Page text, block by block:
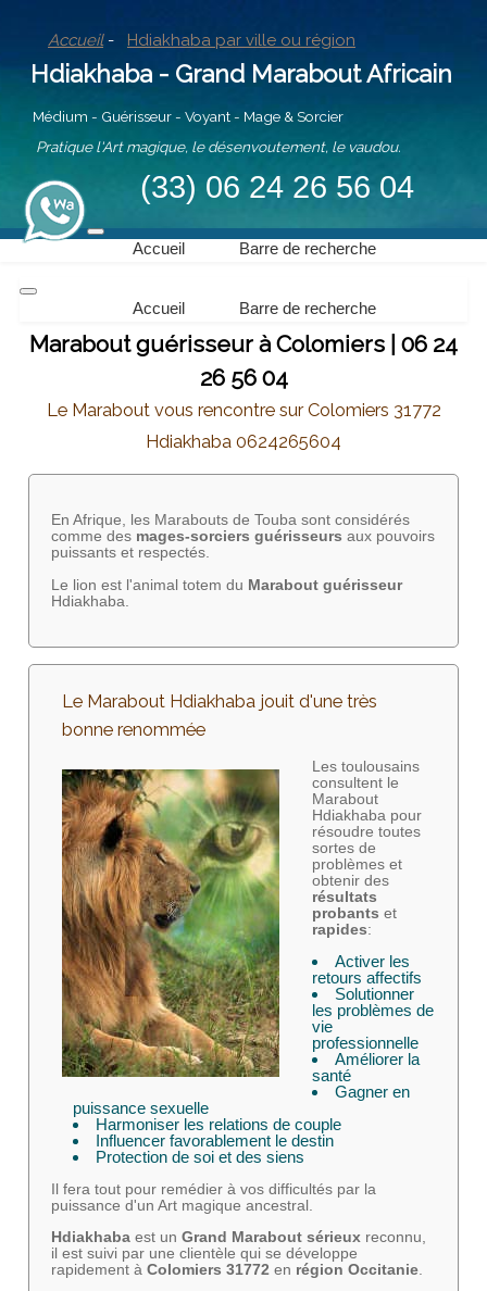
Accueil - Hdiakhaba par ville ou région
Hdiakhaba - Grand Marabout Africain
Médium - Guérisseur - Voyant - Mage & Sorcier
Pratique l'Art magique, le désenvoutement, le vaudou.
(33) 06 24 26 56 04
Accueil Barre de recherche
Accueil Barre de recherche
Marabout guérisseur à Colomiers | 06 24
26 56 04
Le Marabout vous rencontre sur Colomiers 31772
Hdiakhaba 0624265604
En Afrique, les Marabouts de Touba sont considérés
comme des mages-sorciers guérisseurs aux pouvoirs
puissants et respectés.
Le lion est l'animal totem du Marabout guérisseur
Hdiakhaba.
Le Marabout Hdiakhaba jouit d'une très
bonne renommée
Les toulousains
consultent le
Marabout
Hdiakhaba pour
résoudre toutes
sortes de
problèmes et
obtenir des
résultats
probants et
rapides:
Activer les
retours affectifs
Solutionner
les problèmes de
vie
professionnelle
Améliorer la
santé
Gagner en
puissance sexuelle
Harmoniser les relations de couple
Influencer favorablement le destin
Protection de soi et des siens
Il fera tout pour remédier à vos difficultés par la
puissance d'un Art magique ancestral.
Hdiakhaba est un Grand Marabout sérieuxreconnu,
il est suivi par une clientèle qui se développe
rapidement à Colomiers 31772 en région Occitanie.